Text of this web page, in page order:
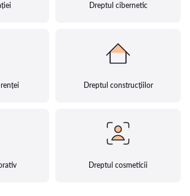
Dreptul cibernetic
Dreptul construcțiilor
Dreptul cosmeticii